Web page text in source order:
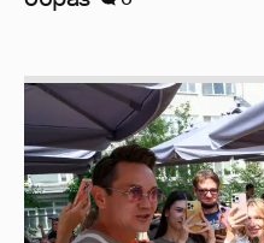
Анастасия
Оксана Русланова и
фестиваля «Баланс
рассматриваем